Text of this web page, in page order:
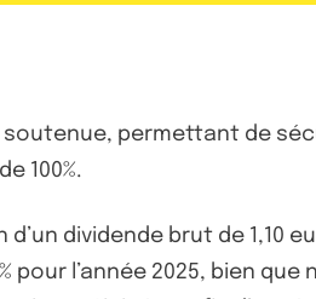
permettant de
100%.
d’un dividende brut de
pour l’année 2025, bien